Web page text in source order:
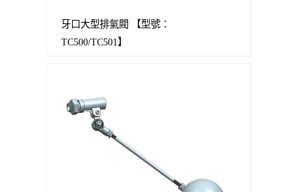
牙口大型排氣閥 【型號：
TC500/TC501】